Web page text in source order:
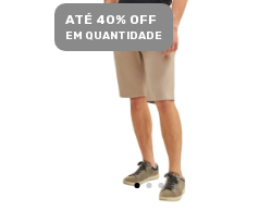
ATÉ 40% OFF
EM QUANTIDADE